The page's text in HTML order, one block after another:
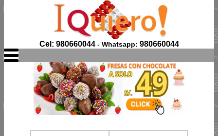
Cel: 980660044- Whatsapp: 980660044